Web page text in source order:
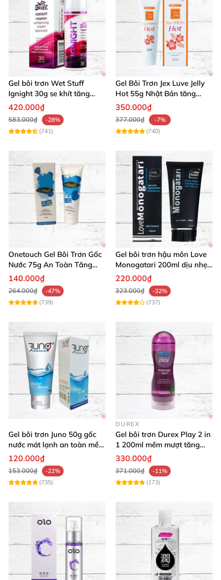
để tận hưởng khoái lạc đỉnh cao và chăm sóc
vùng kín an toàn! 🚀
Gel bôi trơn Wet Stuff
Ignight 30g se khít tăng
khoái cảm nữ hiệu quả
420.000₫
583.000₫
-28%
(741)
Gel Bôi Trơn Jex Luve Jelly
Hot 55g Nhật Bản tăng
khoái cảm nữ dễ sử dụng
350.000₫
377.000₫
-7%
(740)
Onetouch Gel Bôi Trơn Gốc
Nước 75g An Toàn Tăng
Khoái Cảm
140.000₫
264.000₫
-47%
(739)
Gel bôi trơn hậu môn Love
Monogatari 200ml dịu nhẹ,
an toàn
220.000₫
323.000₫
-32%
(737)
Gel bôi trơn Juno 50g gốc
nước mát lạnh an toàn mềm
mại
120.000₫
153.000₫
-22%
(735)
DUREX
Gel bôi trơn Durex Play 2 in
1 200ml mềm mượt tăng
khoái cảm
330.000₫
371.000₫
-11%
(173)